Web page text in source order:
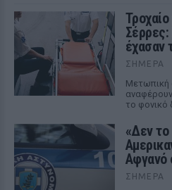
Σέρρες:
έχασαν
ΣΉΜΕΡΑ
Μετωπική
το φονικό
«Δεν το
Αφγανό
ΣΉΜΕΡΑ